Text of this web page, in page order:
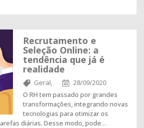
Recrutamento e
Seleção Online: a
tendência que já é
realidade
Geral,
28/09/2020
O RH tem passado por grandes
transformações, integrando novas
tecnologias para otimizar os
diárias. Desse modo, pode…